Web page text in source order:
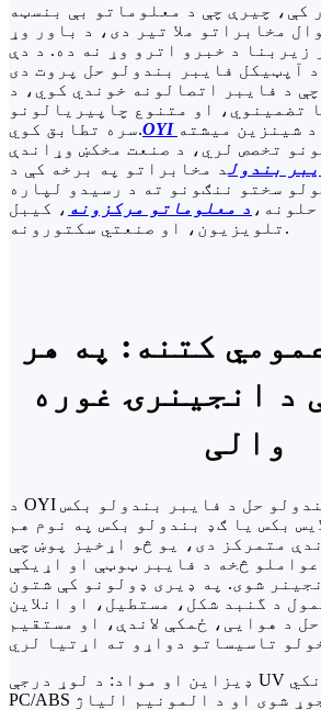
کې، چیرې چې د معلوماتو بې بنسټه
مخابراتو ملا تیر دی، د باور وړ
زیربنا د خبرو اترو وړ نه ده. د دې
آپټیکل فایبر بندولو حل پروت دی
د فایبر اتصالونه خوندي کوي، د
تضمینوي، او متنوع چاپیریالونو
سره تطابق کوي.
د شینزین میشته
چې د 17 کلونو تخصص لري، د صنعت مخکښ وړاندې
بندولد مخابراتو په برخه کې د
سختو ننګونو ته د رسیدو لپاره
د معلوماتو مرکزونه ، کیبل
تلویزیون، او صنعتي سکتورونه.
کتنه: په هر
د انجینرۍ غوره
والی
د OYI د آپټیکل فایبر بندولو حل د فایبر بندولو بکس
بکس یا ګډ بندولو بکس په نوم هم
متمرکز دی، یو څو اړخیز پوښ چې
څخه د فایبر ټوټې او اړیکې
شوی. په ډیری ډولونو کې شتون
د گنبد شکل، مستطیل، او انلاین
د هوایی، ځمکې لاندې، او مستقیم
ډیزاین او مواد: د لوړ درجې UV مقاومت لرونکي
PC/ABS مرکباتو څخه جوړ شوی او د المونیم الیاژ